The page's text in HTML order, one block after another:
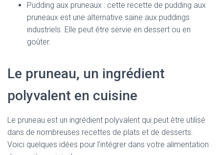
Pudding aux pruneaux : cette recette de pudding aux
pruneaux est une alternative saine aux puddings
industriels. Elle peut être servie en dessert ou en
goûter.
Le pruneau, un ingrédient
polyvalent en cuisine
Le pruneau est un ingrédient polyvalent qui peut être utilisé
dans de nombreuses recettes de plats et de desserts.
Voici quelques idées pour l’intégrer dans votre alimentation